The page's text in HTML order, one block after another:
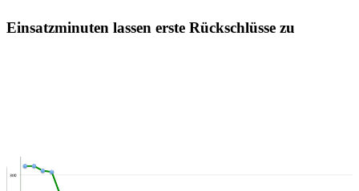
Einsatzminuten lassen erste Rückschlüsse zu